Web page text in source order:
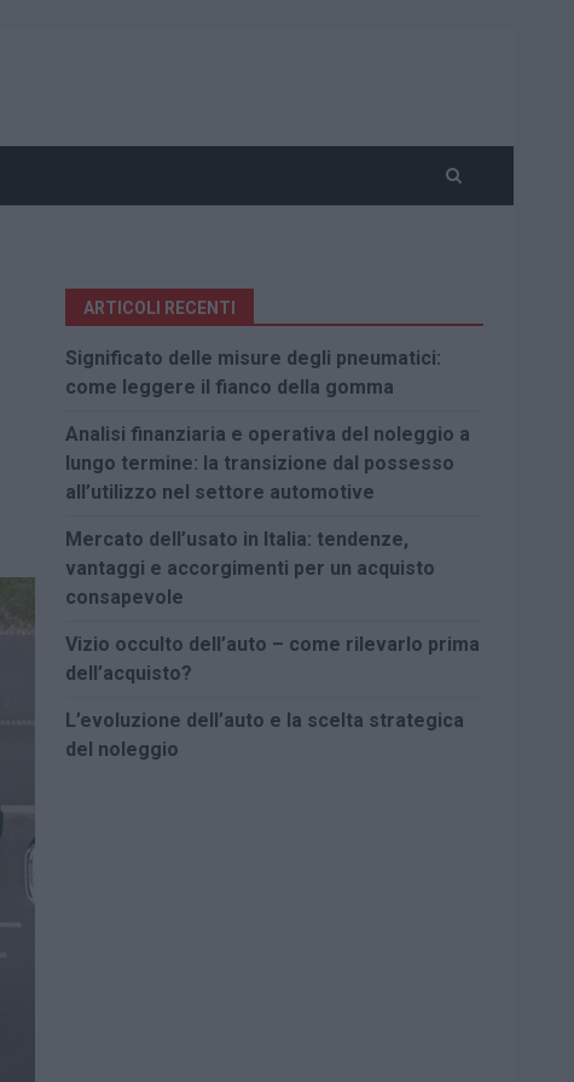
ARTICOLI RECENTI
Significato delle misure degli pneumatici:
come leggere il fianco della gomma
Analisi finanziaria e operativa del noleggio a
lungo termine: la transizione dal possesso
all’utilizzo nel settore automotive
Mercato dell’usato in Italia: tendenze,
vantaggi e accorgimenti per un acquisto
consapevole
Vizio occulto dell’auto – come rilevarlo prima
dell’acquisto?
L’evoluzione dell’auto e la scelta strategica
del noleggio